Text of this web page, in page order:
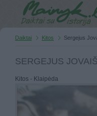
Daiktai Kitos Sergejus
SERGEJUS
Kitos - Klaipėda